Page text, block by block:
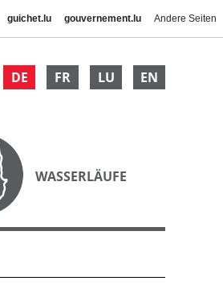
guichet.lu gouvernement.lu Andere Seiten
DE FR LU EN
WASSERLÄUFE